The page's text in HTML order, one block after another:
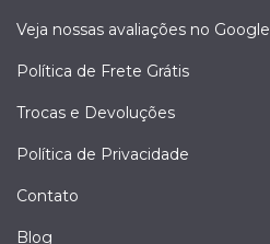
Veja nossas avaliações no Google
Política de Frete Grátis
Trocas e Devoluções
Política de Privacidade
Contato
Blog